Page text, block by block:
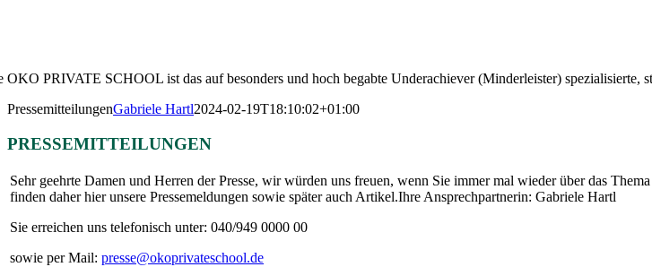
OKO PRIVATE SCHOOL ist das auf besonders und hoch begabte Underachiever (Minderleister) spezialisierte,
PressemitteilungenGabriele Hartl2024-02-19T18:10:02+01:00
PRESSEMITTEILUNGEN
Sehr geehrte Damen und Herren der Presse, wir würden uns freuen, wenn Sie immer mal wieder über das
finden daher hier unsere Pressemeldungen sowie später auch Artikel.Ihre Ansprechpartnerin: Gabriele Hartl
Sie erreichen uns telefonisch unter: 040/949 0000 00
sowie per Mail: presse@okoprivateschool.de